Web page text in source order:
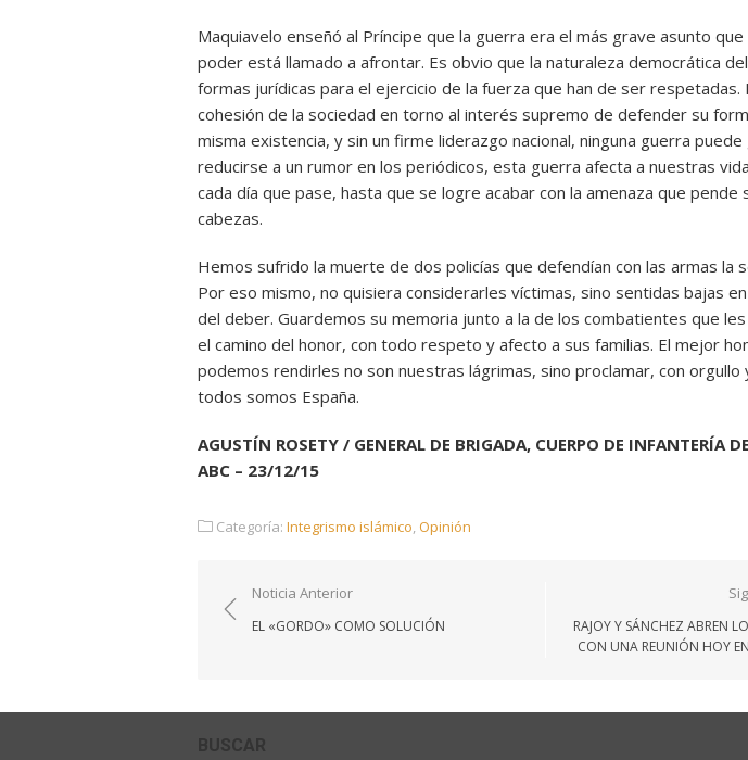
Maquiavelo enseñó al Príncipe que la guerra era el más grave asunto
poder está llamado a afrontar. Es obvio que la naturaleza democrática
formas jurídicas para el ejercicio de la fuerza que han de ser respetadas.
cohesión de la sociedad en torno al interés supremo de defender su
misma existencia, y sin un firme liderazgo nacional, ninguna guerra
reducirse a un rumor en los periódicos, esta guerra afecta a nuestras
cada día que pase, hasta que se logre acabar con la amenaza que pende
cabezas.
Hemos sufrido la muerte de dos policías que defendían con las armas la
Por eso mismo, no quisiera considerarles víctimas, sino sentidas bajas
del deber. Guardemos su memoria junto a la de los combatientes que
el camino del honor, con todo respeto y afecto a sus familias. El mejor
podemos rendirles no son nuestras lágrimas, sino proclamar, con orgullo
todos somos España.
AGUSTÍN ROSETY / GENERAL DE BRIGADA, CUERPO DE INFANTERÍA
ABC – 23/12/15
Categoría: Integrismo islámico,Opinión
Navegación
de
Noticia Anterior
EL «GORDO» COMO SOLUCIÓN
RAJOY Y SÁNCHEZ ABREN
CON UNA REUNIÓN HOY
BUSCAR